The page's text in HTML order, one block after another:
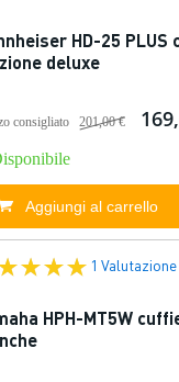
HD-25
deluxe
consigliato 201,00 €
Aggiungi al carrello
1 Valutazione
HPH-MT5W